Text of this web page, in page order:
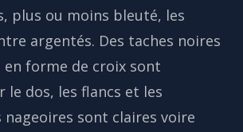
plus ou moins bleuté, les
argentés. Des taches noires
en forme de croix sont
le dos, les flancs et les
nageoires sont claires voire